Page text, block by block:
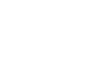
Jiří Cvrček,